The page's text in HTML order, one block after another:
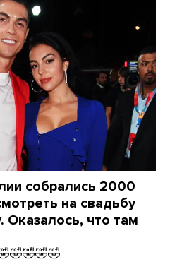
собрались 2000
на свадьбу
Оказалось, что там